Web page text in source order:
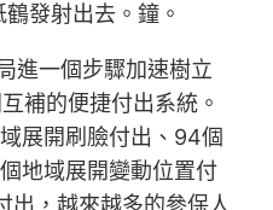
發射出去。鐘。
進一個步驟加速樹立
補的便捷付出系統。
展開刷臉付出、94個
地域展開變動位置付